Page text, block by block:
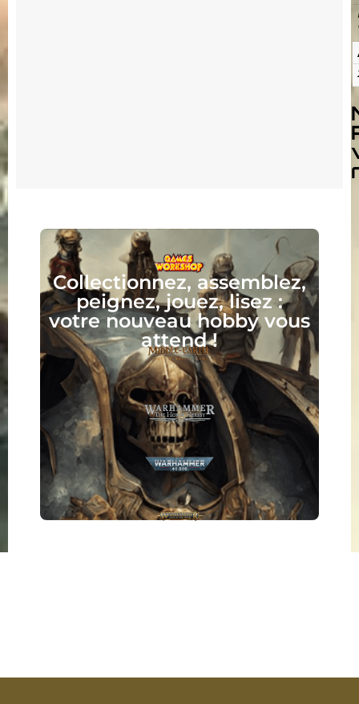
Collectionnez, assemblez,
peignez, jouez, lisez :
votre nouveau hobby vous
attend !